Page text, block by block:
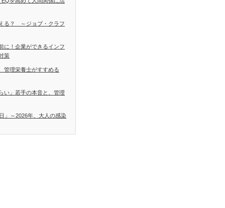
る？ ～ジョブ・クラフ
に！企業ができるインフ
策
理栄養士がすすめる
い」若手の本音と、管理
」～2026年、大人の感染